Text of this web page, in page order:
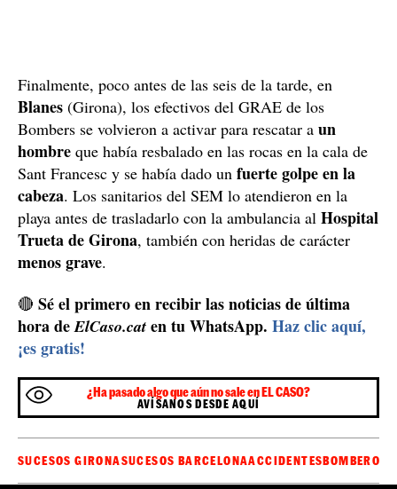
Finalmente, poco antes de las seis de la tarde, en
Blanes (Girona), los efectivos del GRAE de los
Bombers se volvieron a activar para rescatar a un
hombre que había resbalado en las rocas en la cala de
Sant Francesc y se había dado un fuerte golpe en la
cabeza. Los sanitarios del SEM lo atendieron en la
playa antes de trasladarlo con la ambulancia al Hospital
Trueta de Girona, también con heridas de carácter
menos grave.
🔴 Sé el primero en recibir las noticias de última
hora deElCaso.cat en tu WhatsApp. Haz clic aquí,
¡es gratis!
¿Ha pasado algo que aún no sale en EL CASO?
AVÍSANOS DESDE AQUÍ
SUCESOS GIRONASUCESOS BARCELONAACCIDENTESBOMBEROS